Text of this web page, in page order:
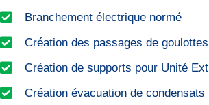
Branchement électrique normé
Création des passages de goulottes
Création de supports pour Unité Ext
Création évacuation de condensats